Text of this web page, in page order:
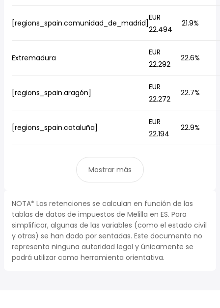
[regions_spain.comunidad_de_madrid]
EUR
22.494
21.9%
Extremadura
EUR
22.292
22.6%
[regions_spain.aragón]
EUR
22.272
22.7%
[regions_spain.cataluña]
EUR
22.194
22.9%
Mostrar más
NOTA* Las retenciones se calculan en función de las
tablas de datos de impuestos de Melilla en ES. Para
simplificar, algunas de las variables (como el estado civil
y otras) se han dado por sentadas. Este documento no
representa ninguna autoridad legal y únicamente se
podrá utilizar como herramienta orientativa.